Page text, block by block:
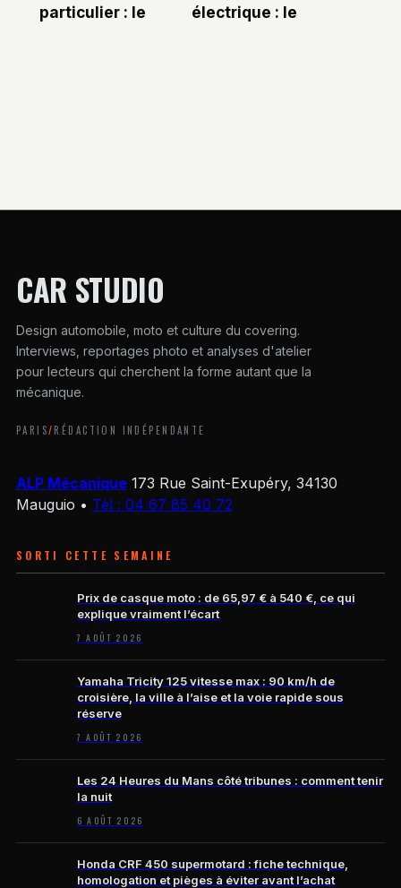
particulier : le
électrique : le
CAR STUDIO
Design automobile, moto et culture du covering.
Interviews, reportages photo et analyses d'atelier
pour lecteurs qui cherchent la forme autant que la
mécanique.
PARIS/RÉDACTION INDÉPENDANTE
ALP Mécanique 173 Rue Saint-Exupéry, 34130
Mauguio • Tél : 04 67 85 40 72
SORTI CETTE SEMAINE
Prix de casque moto : de 65,97 € à 540 €, ce qui
explique vraiment l’écart
7 AOÛT 2026
Yamaha Tricity 125 vitesse max : 90 km/h de
croisière, la ville à l’aise et la voie rapide sous
réserve
7 AOÛT 2026
Les 24 Heures du Mans côté tribunes : comment tenir
la nuit
6 AOÛT 2026
Honda CRF 450 supermotard : fiche technique,
homologation et pièges à éviter avant l’achat